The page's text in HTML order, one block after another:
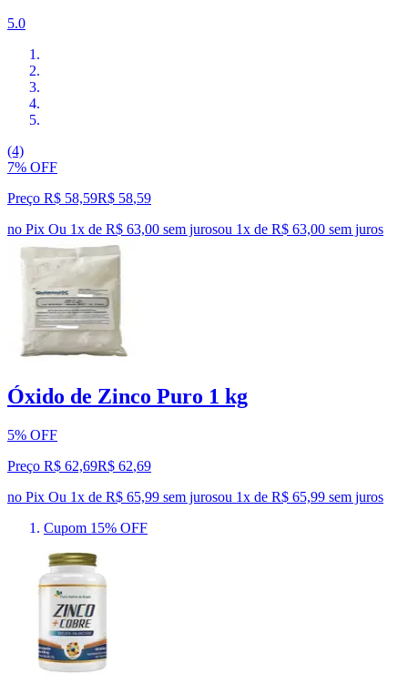
5.0
(4)
7% OFF
Preço R$ 58,59R$ 58,59
no Pix Ou 1x de R$ 63,00 sem jurosou 1x de R$ 63,00 sem juros
Óxido de Zinco Puro 1 kg
5% OFF
Preço R$ 62,69R$ 62,69
no Pix Ou 1x de R$ 65,99 sem jurosou 1x de R$ 65,99 sem juros
Cupom 15% OFF